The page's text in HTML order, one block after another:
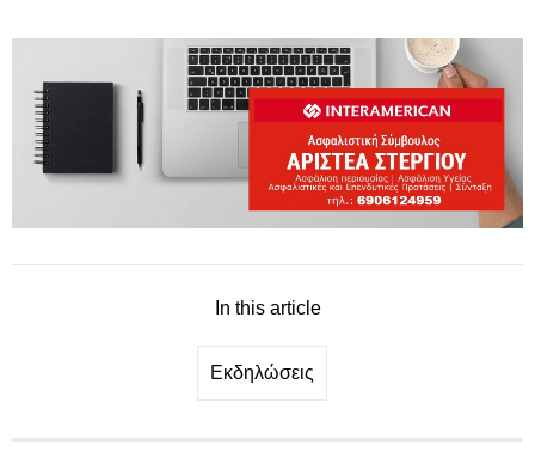
In this article
Εκδηλώσεις